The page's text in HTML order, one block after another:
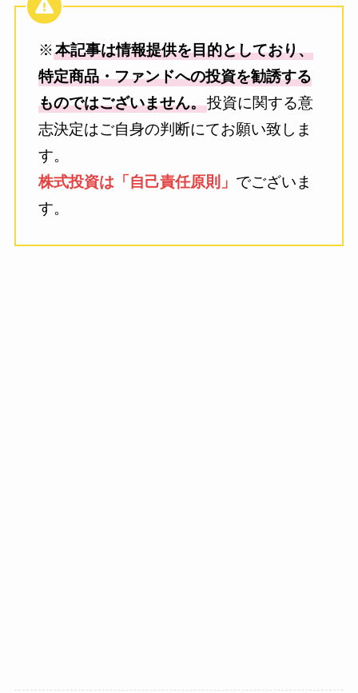
※本記事は情報提供を目的としており、
特定商品・ファンドへの投資を勧誘する
ものではございません。投資に関する意
志決定はご自身の判断にてお願い致しま
す。
株式投資は「自己責任原則」 でございま
す。